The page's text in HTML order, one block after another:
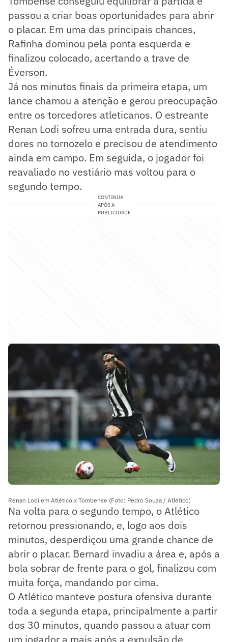
passou a criar boas oportunidades para abrir
o placar. Em uma das principais chances,
Rafinha dominou pela ponta esquerda e
finalizou colocado, acertando a trave de
Éverson.
Já nos minutos finais da primeira etapa, um
lance chamou a atenção e gerou preocupação
entre os torcedores atleticanos. O estreante
Renan Lodi sofreu uma entrada dura, sentiu
dores no tornozelo e precisou de atendimento
ainda em campo. Em seguida, o jogador foi
reavaliado no vestiário mas voltou para o
segundo tempo.
CONTINUA
APÓS A
PUBLICIDADE
Renan Lodi em Atlético x Tombense (Foto: Pedro Souza / Atlético)
Na volta para o segundo tempo, o Atlético
retornou pressionando, e, logo aos dois
minutos, desperdiçou uma grande chance de
abrir o placar. Bernard invadiu a área e, após a
bola sobrar de frente para o gol, finalizou com
muita força, mandando por cima.
O Atlético manteve postura ofensiva durante
toda a segunda etapa, principalmente a partir
dos 30 minutos, quando passou a atuar com
um jogador a mais após a expulsão de